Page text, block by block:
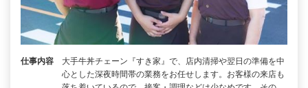
仕事内容
大手牛丼チェーン『すき家』で、店内清掃や翌日の準備を中
心とした深夜時間帯の業務をお任せします。お客様の来店も